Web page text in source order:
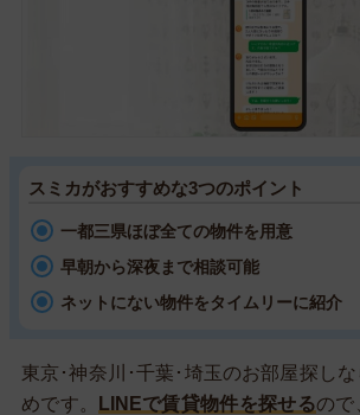
スミカがおすすめな3つのポイント
一都三県ほぼ全ての物件を用意
早朝から深夜まで相談可能
ネットにない物件をタイムリーに紹介
東京･神奈川･千葉･埼玉のお部屋探しな
めです。
LINEで賃貸物件を探せるので